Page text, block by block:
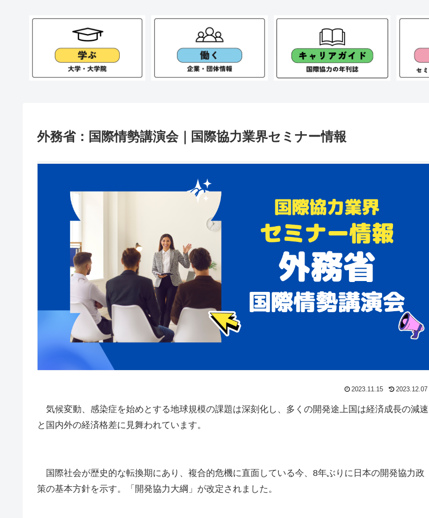
外務省：国際情勢講演会｜国際協力業界セミナー情報
2023.11.15 2023.12.07
気候変動、感染症を始めとする地球規模の課題は深刻化し、多くの開発途上国は経済成長の減速
と国内外の経済格差に見舞われています。
国際社会が歴史的な転換期にあり、複合的危機に直面している今、8年ぶりに日本の開発協力政
策の基本方針を示す。「開発協力大綱」が改定されました。